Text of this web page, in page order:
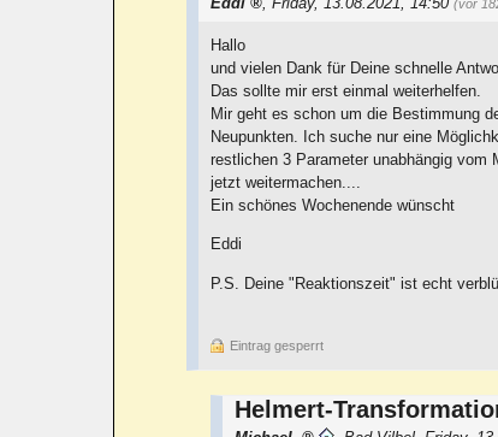
(vor
Hallo
und vielen Dank für Deine schnelle
Das sollte mir erst einmal weiterhelfen.
Mir geht es schon um die Bestimmung
Neupunkten. Ich suche nur eine
restlichen 3 Parameter unabhängig
jetzt weitermachen....
Ein schönes Wochenende wünscht
Eddi
P.S. Deine "Reaktionszeit" ist echt
Eintrag gesperrt
Helmert-